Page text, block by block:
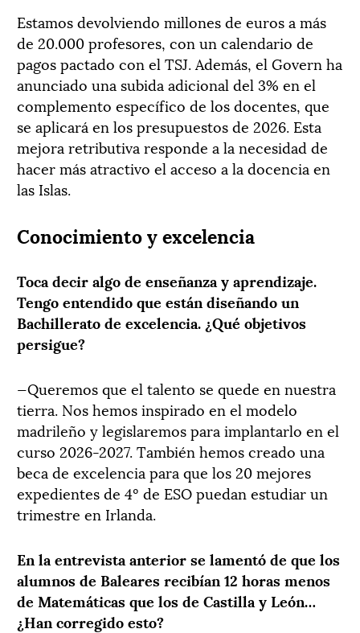
Estamos devolviendo millones de euros a más
de 20.000 profesores, con un calendario de
pagos pactado con el TSJ. Además, el Govern ha
anunciado una subida adicional del 3% en el
complemento específico de los docentes, que
se aplicará en los presupuestos de 2026. Esta
mejora retributiva responde a la necesidad de
hacer más atractivo el acceso a la docencia en
las Islas.
Conocimiento y excelencia
Toca decir algo de enseñanza y aprendizaje.
Tengo entendido que están diseñando un
Bachillerato de excelencia. ¿Qué objetivos
persigue?
—Queremos que el talento se quede en nuestra
tierra. Nos hemos inspirado en el modelo
madrileño y legislaremos para implantarlo en el
curso 2026-2027. También hemos creado una
beca de excelencia para que los 20 mejores
expedientes de 4º de ESO puedan estudiar un
trimestre en Irlanda.
En la entrevista anterior se lamentó de que los
alumnos de Baleares recibían 12 horas menos
de Matemáticas que los de Castilla y León…
¿Han corregido esto?